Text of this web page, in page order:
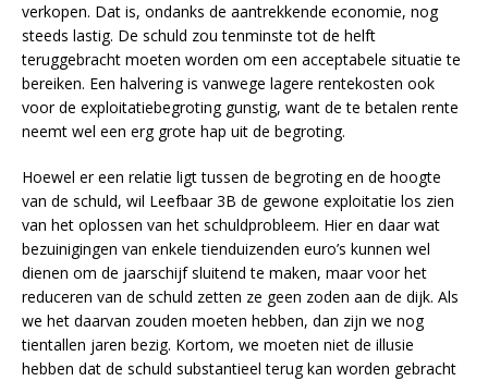
verkopen. Dat is, ondanks de aantrekkende economie, nog
steeds lastig. De schuld zou tenminste tot de helft
teruggebracht moeten worden om een acceptabele situatie te
bereiken. Een halvering is vanwege lagere rentekosten ook
voor de exploitatiebegroting gunstig, want de te betalen rente
neemt wel een erg grote hap uit de begroting.
Hoewel er een relatie ligt tussen de begroting en de hoogte
van de schuld, wil Leefbaar 3B de gewone exploitatie los zien
van het oplossen van het schuldprobleem. Hier en daar wat
bezuinigingen van enkele tienduizenden euro’s kunnen wel
dienen om de jaarschijf sluitend te maken, maar voor het
reduceren van de schuld zetten ze geen zoden aan de dijk. Als
we het daarvan zouden moeten hebben, dan zijn we nog
tientallen jaren bezig. Kortom, we moeten niet de illusie
hebben dat de schuld substantieel terug kan worden gebracht